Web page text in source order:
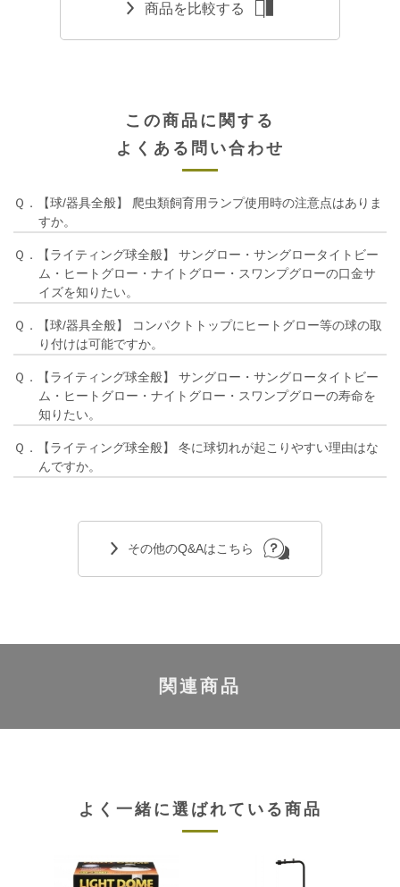
商品を比較する
この商品に関する
よくある問い合わせ
Ｑ．【球/器具全般】 爬虫類飼育用ランプ使用時の注意点はありま
すか。
Ｑ．【ライティング球全般】 サングロー・サングロータイトビー
ム・ヒートグロー・ナイトグロー・スワンプグローの口金サ
イズを知りたい。
Ｑ．【球/器具全般】 コンパクトトップにヒートグロー等の球の取
り付けは可能ですか。
Ｑ．【ライティング球全般】 サングロー・サングロータイトビー
ム・ヒートグロー・ナイトグロー・スワンプグローの寿命を
知りたい。
Ｑ．【ライティング球全般】 冬に球切れが起こりやすい理由はな
んですか。
その他のQ&Aはこちら
関連商品
よく一緒に選ばれている商品